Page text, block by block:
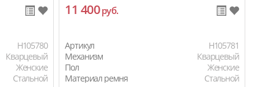
H105780
Кварцевый
Женские
Стальной
11 400руб.
Артикул
H105781
Механизм
Кварцевый
Пол
Женские
Материал ремня
Стальной